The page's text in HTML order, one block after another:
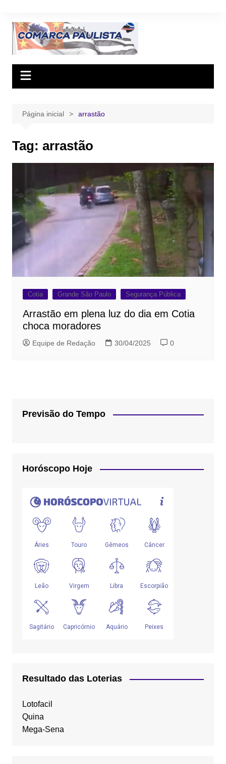
conteúdo
Página inicial arrastão
Tag: arrastão
Cotia Grande São Paulo Segurança Pública
Arrastão em plena luz do dia em Cotia
choca moradores
Equipe de Redação 30/04/2025 0
Previsão do Tempo
Horóscopo Hoje
Resultado das Loterias
Lotofacil
Quina
Mega-Sena